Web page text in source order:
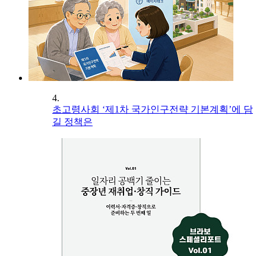
4.
초고령사회 ‘제1차 국가인구전략 기본계획’에 담
길 정책은